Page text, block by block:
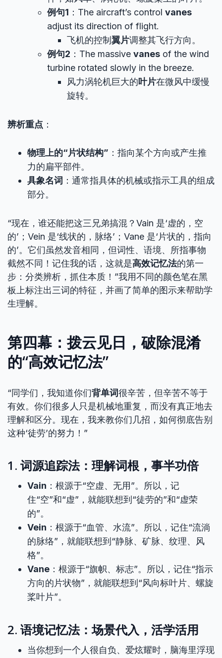
例句1 ：The aircraft’s control vanes
adjust its direction of flight.
飞机的控制 翼片调整其飞行方向。
例句2 ：The massive vanes of the wind
turbine rotated slowly in the breeze.
风力涡轮机巨大的叶片在微风中缓慢
旋转。
辨析重点 ：
物理上的“片状结构” ：指向某个方向或产生推
力的扁平部件。
具象名词 ：通常指具体的机械或指示工具的组成
部分。
“现在，谁还能把这三兄弟搞混？Vain 是‘虚的，空
的’；Vein 是‘线状的，脉络’；Vane 是‘片状的，指向
的’。它们虽然发音相同，但词性、语境、所指事物
截然不同！记住我的话，这就是高效记忆法的第一
步：分类辨析，抓住本质！”我用不同的颜色笔在黑
板上标注出三词的特征，并画了简单的图示来帮助学
生理解。
第四幕：拨云见日，破除混淆
的“高效记忆法”
“同学们，我知道你们背单词很辛苦，但辛苦不等于
有效。你们很多人只是机械地重复，而没有真正地去
理解和区分。现在，我来教你们几招，如何彻底告别
这种‘徒劳’的努力！”
1. 词源追踪法：理解词根，事半功倍
Vain ：根源于“空虚、无用”。所以，记
住“空”和“虚”，就能联想到“徒劳的”和“虚荣
的”。
Vein ：根源于“血管、水流”。所以，记住“流淌
的脉络”，就能联想到“静脉、矿脉、纹理、风
格”。
Vane ：根源于“旗帜、标志”。所以，记住“指示
方向的片状物”，就能联想到“风向标叶片、螺旋
桨叶片”。
2. 语境记忆法：场景代入，活学活用
当你想到一个人很自负、爱炫耀时，脑海里浮现